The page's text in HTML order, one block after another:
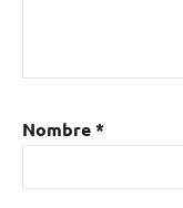
Nombre*